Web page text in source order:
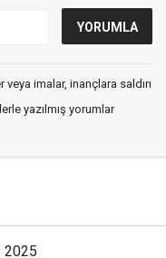
imalar, inançlara saldırı
yazılmış yorumlar
2025